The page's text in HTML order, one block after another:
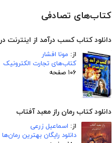
کتاب‌های تصادفی
دانلود کتاب کسب درآمد از اینترنت در 7 روز
از: مونا افشار
کتاب‌های تجارت الکترونیک
۱۰۶ صفحه
دانلود کتاب رمان راز معبد آفتاب
از: اسماعیل زرعی
دانلود رایگان بهترین رمان‌ها